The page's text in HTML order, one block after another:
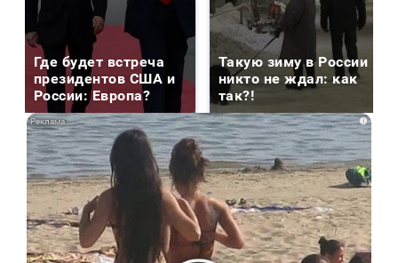
Где будет встреча
президентов США и
России: Европа?
Такую зиму в России
никто не ждал: как
так?!
i